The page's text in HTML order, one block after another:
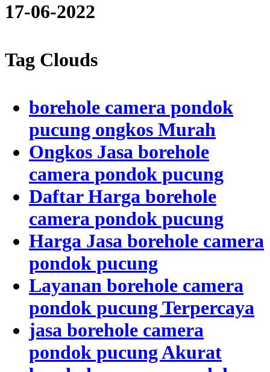
17-06-2022
Tag Clouds
borehole camera pondok
pucung ongkos Murah
Ongkos Jasa borehole
camera pondok pucung
Daftar Harga borehole
camera pondok pucung
Harga Jasa borehole camera
pondok pucung
Layanan borehole camera
pondok pucung Terpercaya
jasa borehole camera
pondok pucung Akurat